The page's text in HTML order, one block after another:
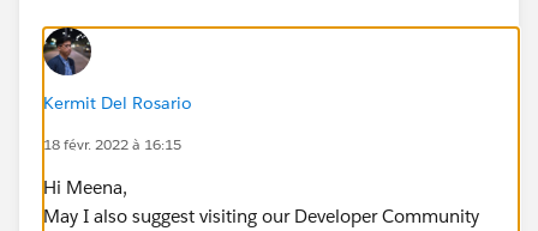
Kermit Del Rosario
18 févr. 2022 à 16:15
Hi Meena,
May I also suggest visiting our Developer Community